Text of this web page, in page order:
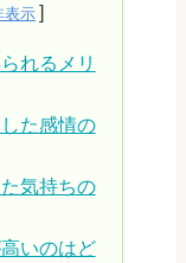
れるメリ
た感情の
気持ちの
いのはど